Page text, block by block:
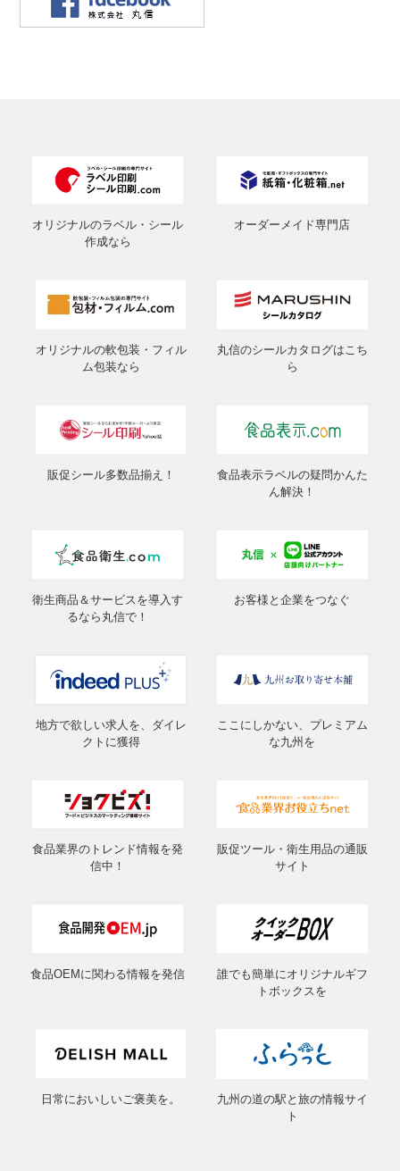
オリジナルのラベル・シール
作成なら
オーダーメイド専門店
オリジナルの軟包装・フィル
ム包装なら
丸信のシールカタログはこち
ら
販促シール多数品揃え！
食品表示ラベルの疑問かんた
ん解決！
衛生商品＆サービスを導入す
るなら丸信で！
お客様と企業をつなぐ
地方で欲しい求人を、ダイレ
クトに獲得
ここにしかない、プレミアム
な九州を
食品業界のトレンド情報を発
信中！
販促ツール・衛生用品の通販
サイト
食品OEMに関わる情報を発信
誰でも簡単にオリジナルギフ
トボックスを
日常においしいご褒美を。
九州の道の駅と旅の情報サイ
ト